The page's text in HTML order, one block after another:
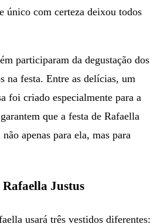
único com certeza deixou todos
participaram da degustação dos
na festa. Entre as delícias, um
foi criado especialmente para a
que a festa de Rafaella
apenas para ela, mas para
Rafaella Justus
usará três vestidos diferentes: